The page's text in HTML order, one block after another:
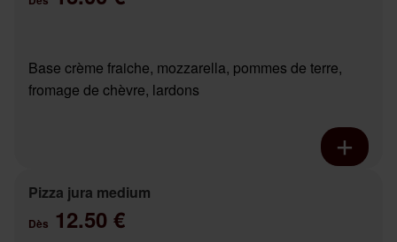
Base crème fraiche, mozzarella, pommes de terre,
fromage de chèvre, lardons
Pizza jura medium
Dès 12.50 €